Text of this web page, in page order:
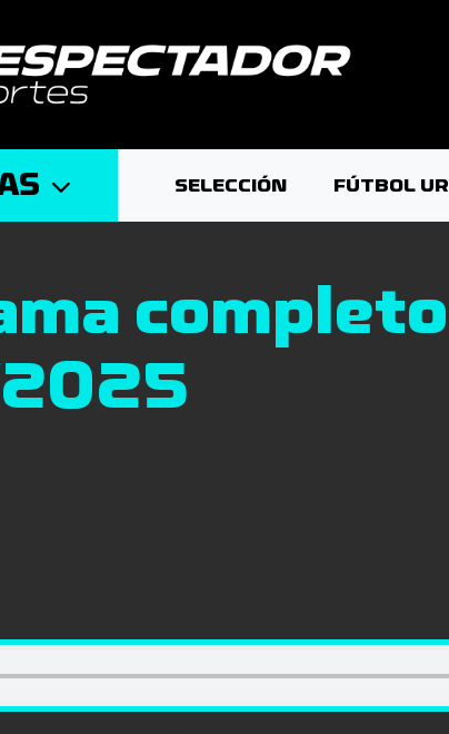
SELECCIÓN FÚTBOL